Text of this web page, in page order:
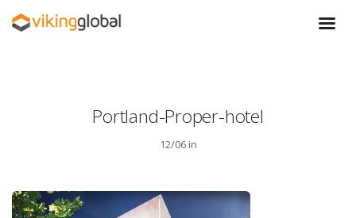
Portland-Proper-hotel
12/06 in